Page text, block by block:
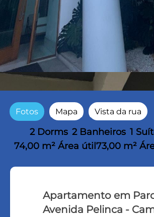
Fotos Mapa Vista da rua
2 Dorms 2 Banheiros 1
74,00 m² Área útil 73,00 m²
Apartamento em
Avenida Pelinca -